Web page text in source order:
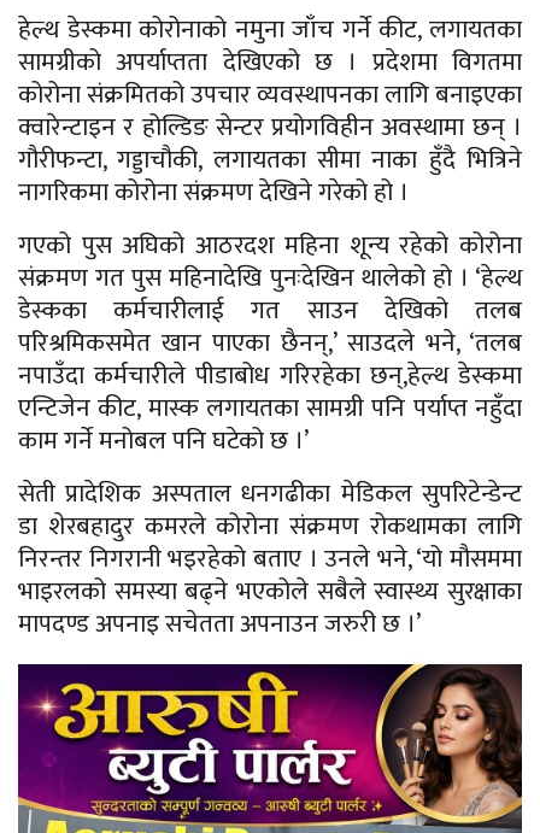
हेल्थ डेस्कमा कोरोनाको नमुना जाँच गर्ने कीट, लगायतका
सामग्रीको अपर्याप्तता देखिएको छ । प्रदेशमा विगतमा
कोरोना संक्रमितको उपचार व्यवस्थापनका लागि बनाइएका
क्वारेन्टाइन र होल्डिङ सेन्टर प्रयोगविहीन अवस्थामा छन् ।
गौरीफन्टा, गड्डाचौकी, लगायतका सीमा नाका हुँदै भित्रिने
नागरिकमा कोरोना संक्रमण देखिने गरेको हो ।
गएको पुस अघिको आठरदश महिना शून्य रहेको कोरोना
संक्रमण गत पुस महिनादेखि पुनःदेखिन थालेको हो । ‘हेल्थ
डेस्कका कर्मचारीलाई गत साउन देखिको तलब
परिश्रमिकसमेत खान पाएका छैनन्,’ साउदले भने, ‘तलब
नपाउँदा कर्मचारीले पीडाबोध गरिरहेका छन्,हेल्थ डेस्कमा
एन्टिजेन कीट, मास्क लगायतका सामग्री पनि पर्याप्त नहुँदा
काम गर्ने मनोबल पनि घटेको छ ।’
सेती प्रादेशिक अस्पताल धनगढीका मेडिकल सुपरिटेन्डेन्ट
डा शेरबहादुर कमरले कोरोना संक्रमण रोकथामका लागि
निरन्तर निगरानी भइरहेको बताए । उनले भने, ‘यो मौसममा
भाइरलको समस्या बढ्ने भएकोले सबैले स्वास्थ्य सुरक्षाका
मापदण्ड अपनाइ सचेतता अपनाउन जरुरी छ ।’